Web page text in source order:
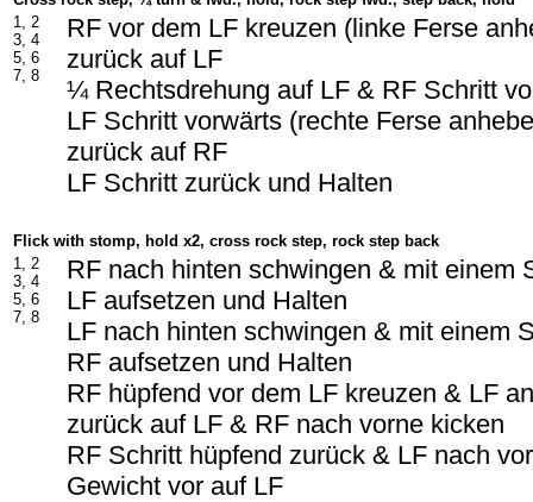
1, 2
3, 4
5, 6
7, 8
RF vor dem LF kreuzen (linke Ferse
zurück auf LF
¼ Rechtsdrehung auf LF & RF Schritt
LF Schritt vorwärts (rechte Ferse
zurück auf RF
LF Schritt zurück und Halten
Flick with stomp, hold x2, cross rock step, rock step back
1, 2
3, 4
5, 6
7, 8
RF nach hinten schwingen & mit einem
LF aufsetzen und Halten
LF nach hinten schwingen & mit einem
RF aufsetzen und Halten
RF hüpfend vor dem LF kreuzen & LF
zurück auf LF & RF nach vorne kicken
RF Schritt hüpfend zurück & LF nach
Gewicht vor auf LF